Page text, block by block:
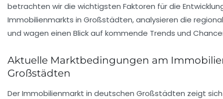
betrachten wir die wichtigsten Faktoren für die
Immobilienmarkts in Großstädten, analysieren die
und wagen einen Blick auf kommende Trends und
Aktuelle Marktbedingungen am
Großstädten
Der Immobilienmarkt in deutschen Großstädten zeigt